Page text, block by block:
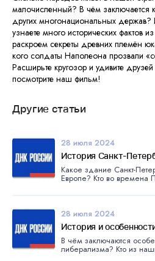
малочисленный? В чём заключается
других многонациональных
узнаете много исторических фактов
раскроем секреты древних племён
кого солдаты Наполеона прозвали
Расширьте кругозор и удивите
посмотрите наш фильм!
Другие статьи
28 июля 2024
История Санкт-
Какое здание Санкт-
Европе? Кто во времена
28 июля 2024
История и
В чём заключаются
либерализма? Кто из